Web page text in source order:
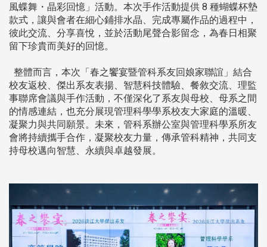
風蝶舞・晶彩回憶」活動。本次手作活動提供 8 種蝴蝶杯墊
款式，讓與會者在細心鋪排水晶、完成專屬作品的過程中，
彼此交流、分享喜悅，並於活動尾聲合影留念，為春日相聚
留下珍貴而美好的回憶。
整體而言，本次「春之饗宴暨管科系友回娘家聯誼」結合
校友返校、傑出系友表揚、智慧科技體驗、餐敘交流、理監
事聯席會議與手作活動，不僅深化了系友與母校、母系之間
的情感連結，也充分展現管理科學學系校友大家庭的溫暖、
凝聚力與共同願景。未來，管科系辦公室與管理科學系所友
會將持續攜手合作，凝聚校友力量，傳承管科精神，共同支
持母校邁向智慧、永續與卓越發展。